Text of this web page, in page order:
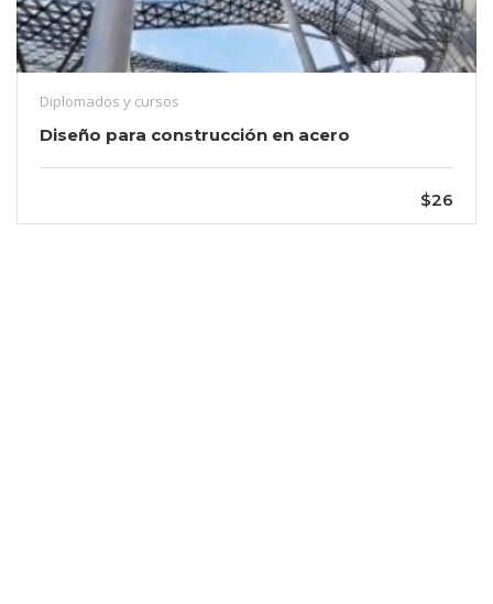
Diplomados y cursos
Diseño para construcción en acero
$26